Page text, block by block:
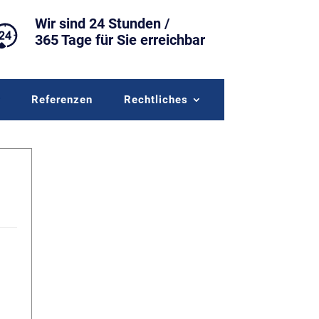
Wir sind 24 Stunden /
365 Tage für Sie erreichbar
Referenzen Rechtliches